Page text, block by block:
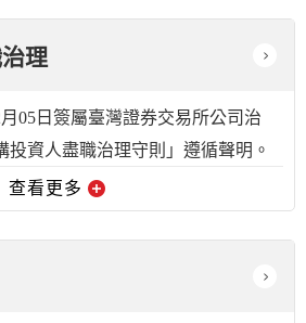
理
05日簽屬臺灣證券交易所公司治
投資人盡職治理守則」遵循聲明。
查看更多